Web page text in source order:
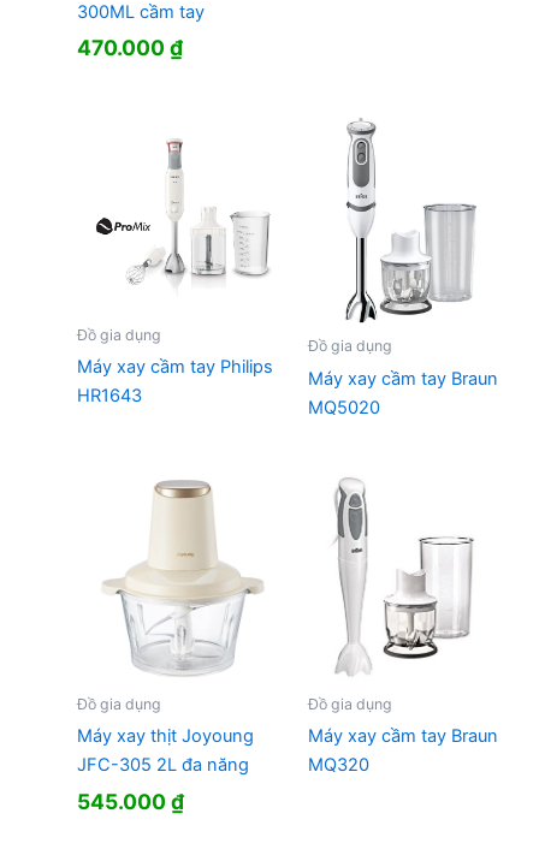
300ML cầm tay
470.000₫
Đồ gia dụng
Máy xay cầm tay Philips
HR1643
Đồ gia dụng
Máy xay cầm tay Braun
MQ5020
Đồ gia dụng
Máy xay thịt Joyoung
JFC-305 2L đa năng
545.000₫
Đồ gia dụng
Máy xay cầm tay Braun
MQ320